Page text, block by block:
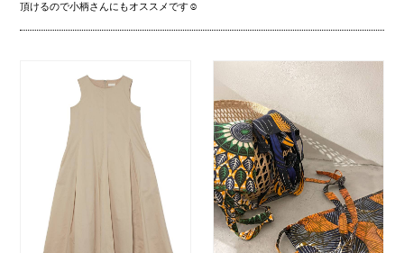
頂けるので小柄さんにもオススメです☺︎